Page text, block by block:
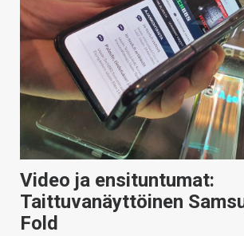
Video ja ensituntumat:
Taittuvanäyttöinen
Fold